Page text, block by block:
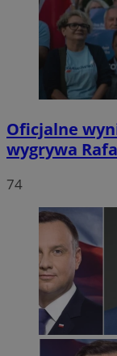
Oficjalne
wygrywa
74